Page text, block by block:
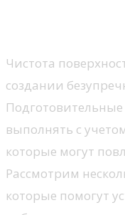
Чистота
создании
выполнять с
которые могут
Рассмотрим
которые помогут